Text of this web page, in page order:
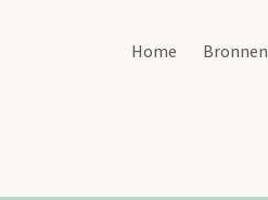
Home Bronnen